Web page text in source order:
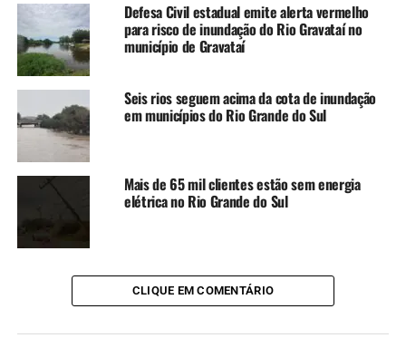
Defesa Civil estadual emite alerta vermelho
para risco de inundação do Rio Gravataí no
município de Gravataí
Seis rios seguem acima da cota de inundação
em municípios do Rio Grande do Sul
Mais de 65 mil clientes estão sem energia
elétrica no Rio Grande do Sul
CLIQUE EM COMENTÁRIO